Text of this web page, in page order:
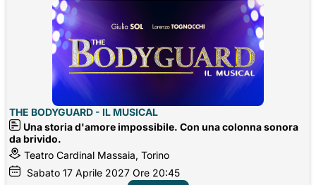
THE BODYGUARD - IL MUSICAL
Una storia d'amore impossibile. Con una colonna sonora
da brivido.
Teatro Cardinal Massaia, Torino
Sabato 17 Aprile 2027 Ore 20:45